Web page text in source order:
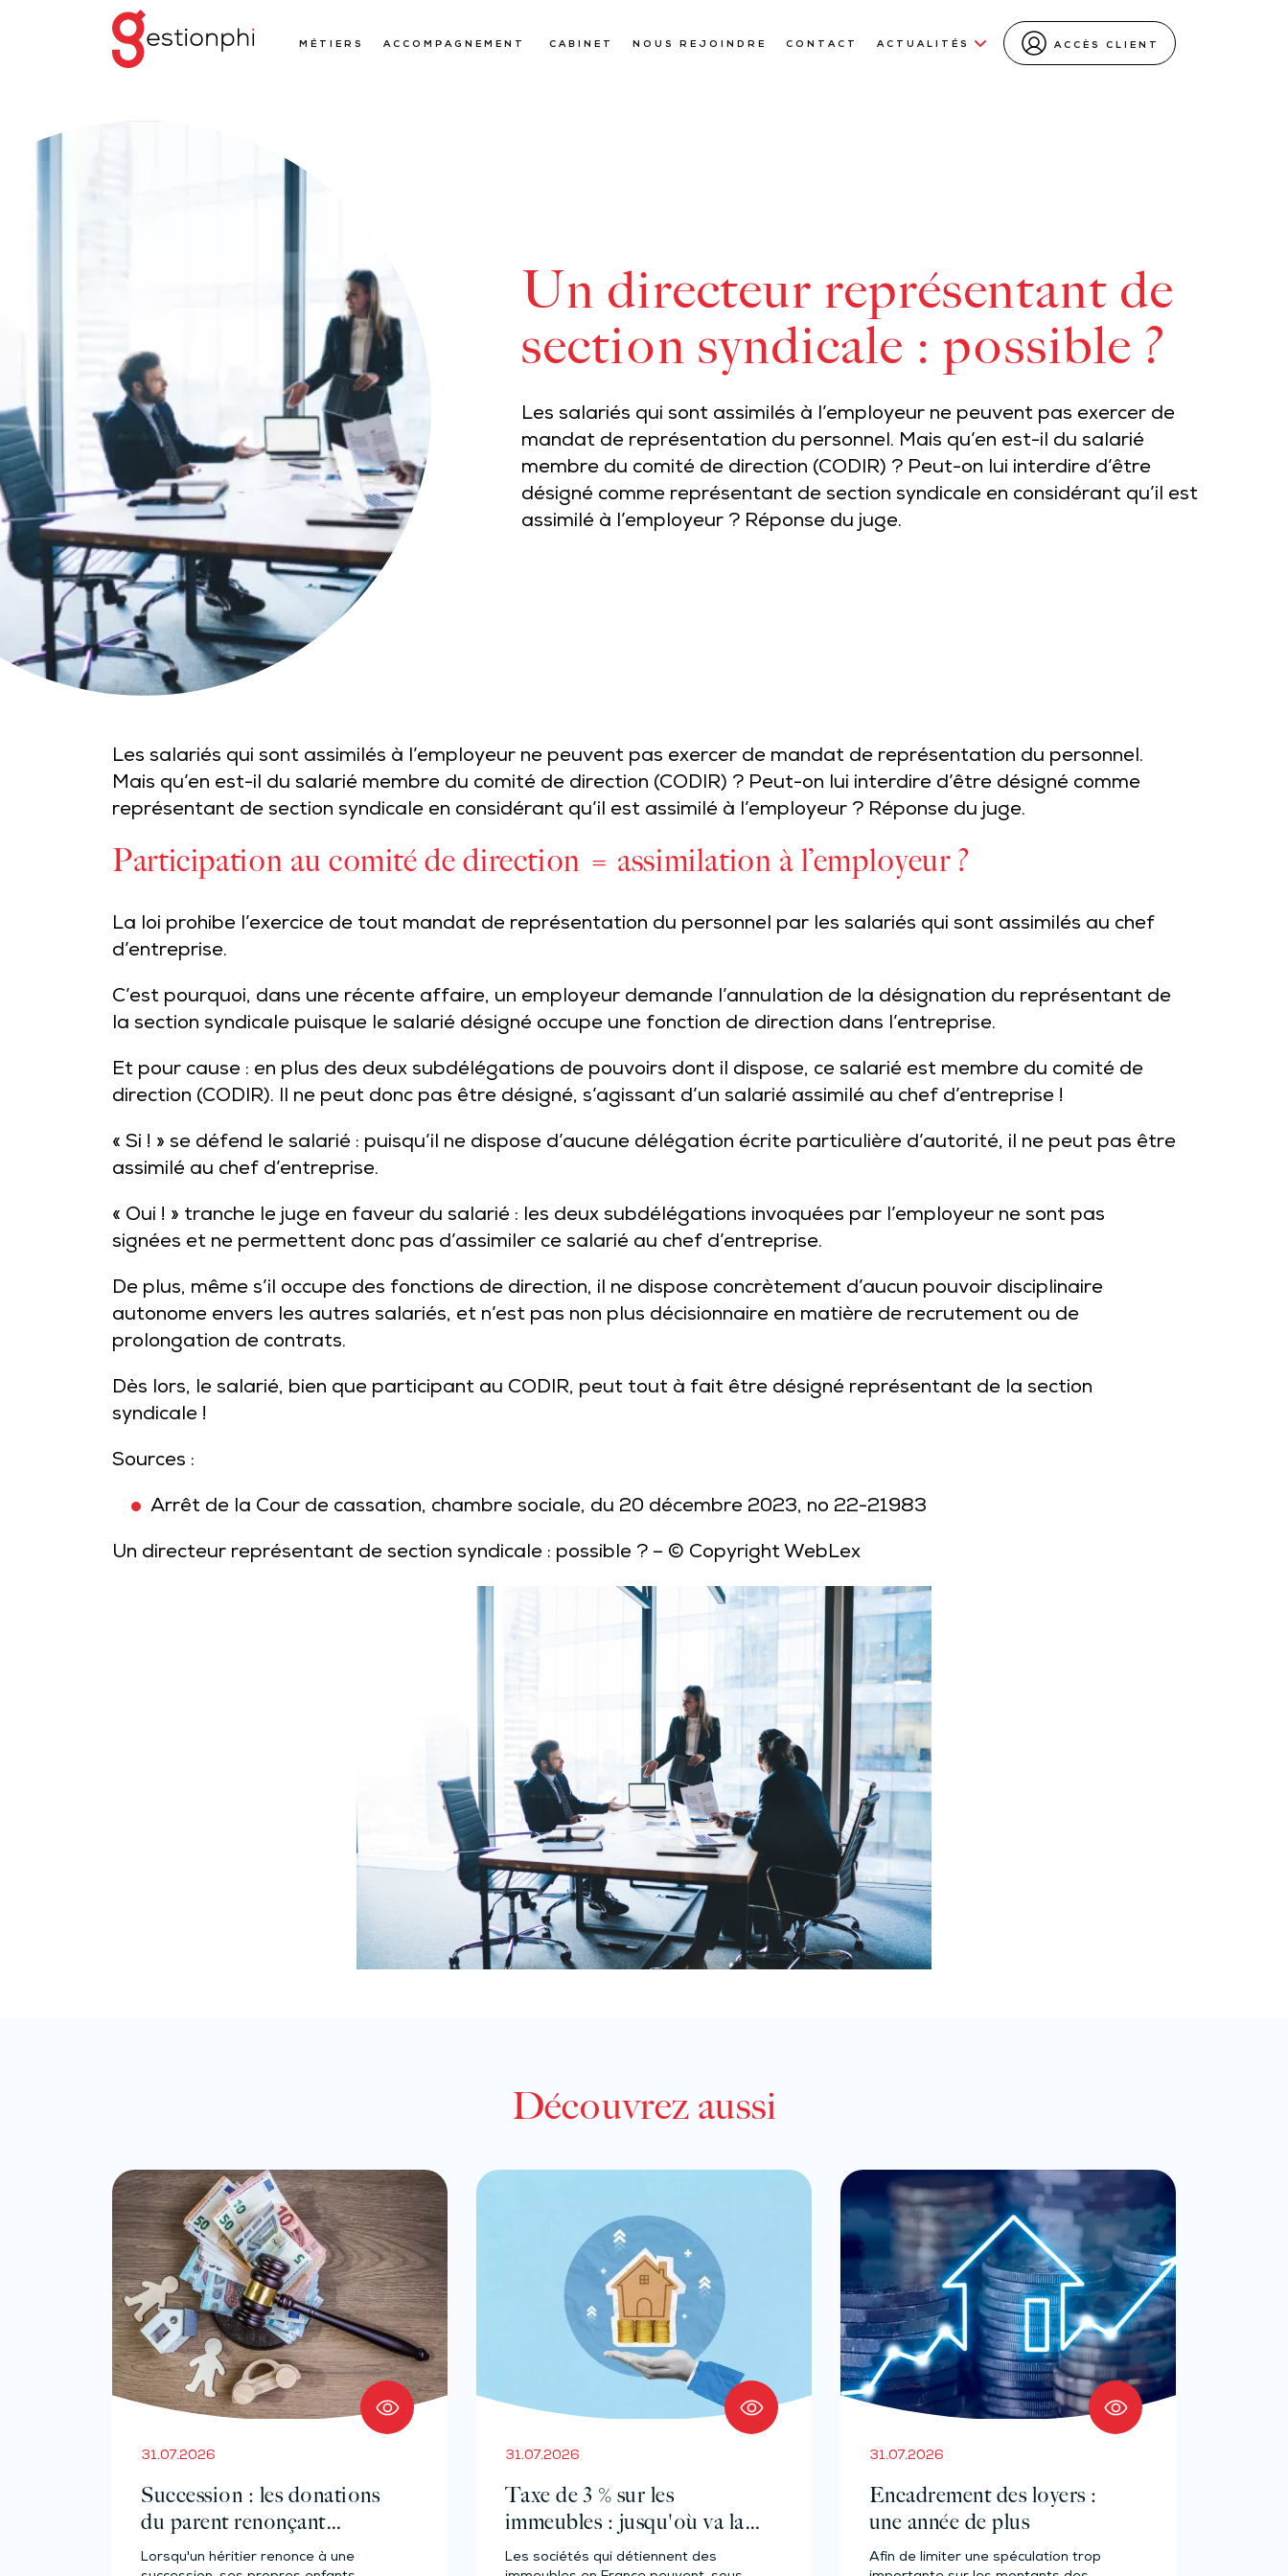
MÉTIERS ACCOMPAGNEMENT CABINET NOUS REJOINDRE CONTACT ACTUALITÉS ACCÈS CLIENT
Un directeur représentant de
section syndicale : possible ?
Les salariés qui sont assimilés à l’employeur ne peuvent pas exercer de
mandat de représentation du personnel. Mais qu’en est-il du salarié
membre du comité de direction (CODIR) ? Peut-on lui interdire d’être
désigné comme représentant de section syndicale en considérant qu’il est
assimilé à l’employeur ? Réponse du juge.
Les salariés qui sont assimilés à l’employeur ne peuvent pas exercer de mandat de représentation du personnel.
Mais qu’en est-il du salarié membre du comité de direction (CODIR) ? Peut-on lui interdire d’être désigné comme
représentant de section syndicale en considérant qu’il est assimilé à l’employeur ? Réponse du juge.
Participation au comité de direction = assimilation à l’employeur ?
La loi prohibe l’exercice de tout mandat de représentation du personnel par les salariés qui sont assimilés au chef
d’entreprise.
C’est pourquoi, dans une récente affaire, un employeur demande l’annulation de la désignation du représentant de
la section syndicale puisque le salarié désigné occupe une fonction de direction dans l’entreprise.
Et pour cause : en plus des deux subdélégations de pouvoirs dont il dispose, ce salarié est membre du comité de
direction (CODIR). Il ne peut donc pas être désigné, s’agissant d’un salarié assimilé au chef d’entreprise !
« Si ! » se défend le salarié : puisqu’il ne dispose d’aucune délégation écrite particulière d’autorité, il ne peut pas être
assimilé au chef d’entreprise.
« Oui ! » tranche le juge en faveur du salarié : les deux subdélégations invoquées par l’employeur ne sont pas
signées et ne permettent donc pas d’assimiler ce salarié au chef d’entreprise.
De plus, même s’il occupe des fonctions de direction, il ne dispose concrètement d’aucun pouvoir disciplinaire
autonome envers les autres salariés, et n’est pas non plus décisionnaire en matière de recrutement ou de
prolongation de contrats.
Dès lors, le salarié, bien que participant au CODIR, peut tout à fait être désigné représentant de la section
syndicale !
Sources :
Arrêt de la Cour de cassation, chambre sociale, du 20 décembre 2023, no 22-21983
Un directeur représentant de section syndicale : possible ? – © Copyright WebLex
Découvrez aussi
31.07.2026
Succession : les donations
du parent renonçant
comptent-elles ?
Lorsqu'un héritier renonce à une
31.07.2026
Taxe de 3 % sur les
immeubles : jusqu'où va la
tolérance de
Les sociétés qui détiennent des
31.07.2026
Encadrement des loyers :
une année de plus
Afin de limiter une spéculation trop